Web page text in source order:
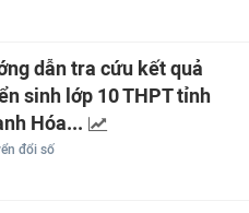
dẫn tra cứu kết quả
sinh lớp 10 THPT tỉnh
Hóa...
đổi số